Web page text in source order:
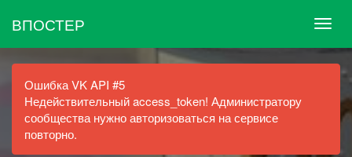
ВПОСТЕР
Ошибка VK API #5
Недействительный access_token! Администратору
сообщества нужно авторизоваться на сервисе
повторно.